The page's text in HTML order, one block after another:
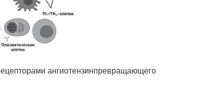
ангиотензинпревращающего